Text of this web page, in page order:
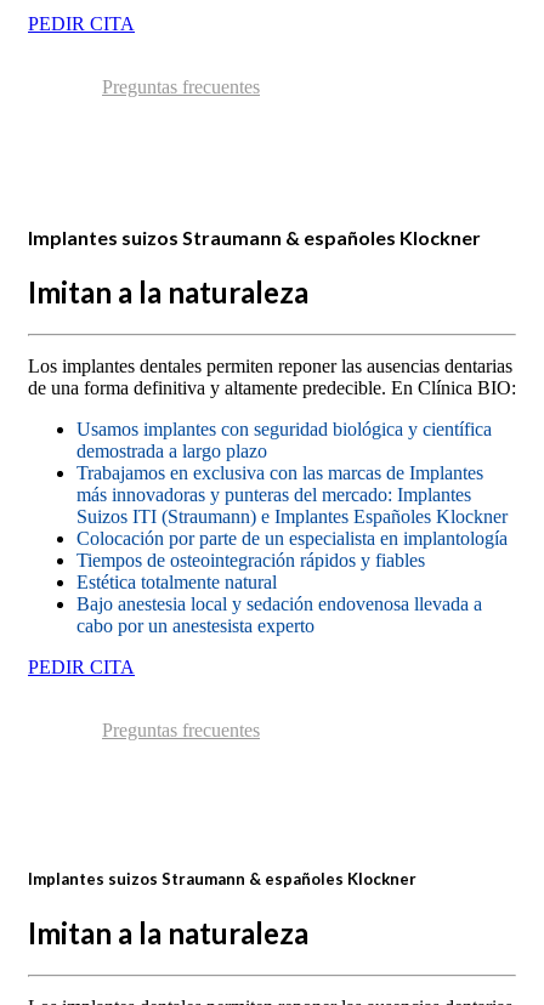
PEDIR CITA
Preguntas frecuentes
Implantes suizos Straumann & españoles Klockner
Imitan a la naturaleza
Los implantes dentales permiten reponer las ausencias dentarias
de una forma definitiva y altamente predecible. En Clínica BIO:
Usamos implantes con seguridad biológica y científica
demostrada a largo plazo
Trabajamos en exclusiva con las marcas de Implantes
más innovadoras y punteras del mercado: Implantes
Suizos ITI (Straumann) e Implantes Españoles Klockner
Colocación por parte de un especialista en implantología
Tiempos de osteointegración rápidos y fiables
Estética totalmente natural
Bajo anestesia local y sedación endovenosa llevada a
cabo por un anestesista experto
PEDIR CITA
Preguntas frecuentes
Implantes suizos Straumann & españoles Klockner
Imitan a la naturaleza